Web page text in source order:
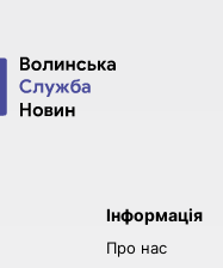
Інформація
Про нас